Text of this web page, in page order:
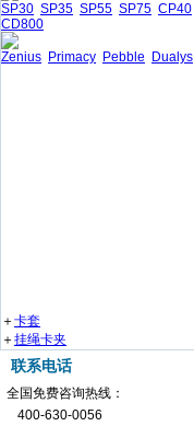
SP30 SP35 SP55 SP75 CP40
CD800
Zenius Primacy Pebble Dualys
＋卡套
＋挂绳卡夹
联系电话
全国免费咨询热线：
400-630-0056